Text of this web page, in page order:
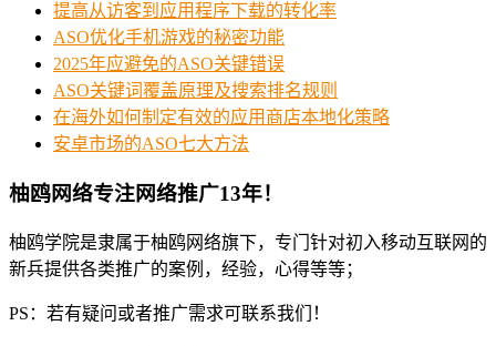
提高从访客到应用程序下载的转化率
ASO优化手机游戏的秘密功能
2025年应避免的ASO关键错误
ASO关键词覆盖原理及搜索排名规则
在海外如何制定有效的应用商店本地化策略
安卓市场的ASO七大方法
柚鸥网络专注网络推广13年！
柚鸥学院是隶属于柚鸥网络旗下，专门针对初入移动互联网的
新兵提供各类推广的案例，经验，心得等等；
PS：若有疑问或者推广需求可联系我们！